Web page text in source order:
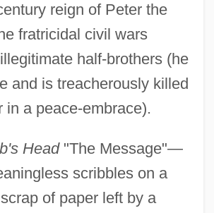
reign of Peter the
fratricidal civil wars
half-brothers (he
and is treacherously killed
in a peace-embrace).
Head"The Message"—
scribbles on a
of paper left by a